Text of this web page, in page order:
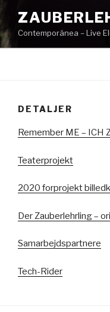
til
indholdContemporánea – Live
DETALJER
Remember ME – ICH
Teaterprojekt
2020 forprojekt
Der Zauberlehrling –
Samarbejdspartnere
Tech-Rider